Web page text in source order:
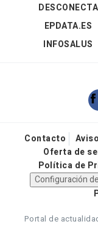
DESCONECTA
EPDATA.ES
INFOSALUS
Contacto
Oferta de
Política de
Configuración
Portal de